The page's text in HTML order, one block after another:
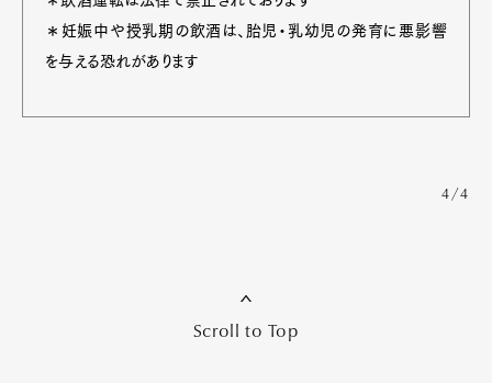
＊妊娠中や授乳期の飲酒は、胎児・乳幼児の発育に悪影響
を与える恐れがあります
4/4
Scroll to Top